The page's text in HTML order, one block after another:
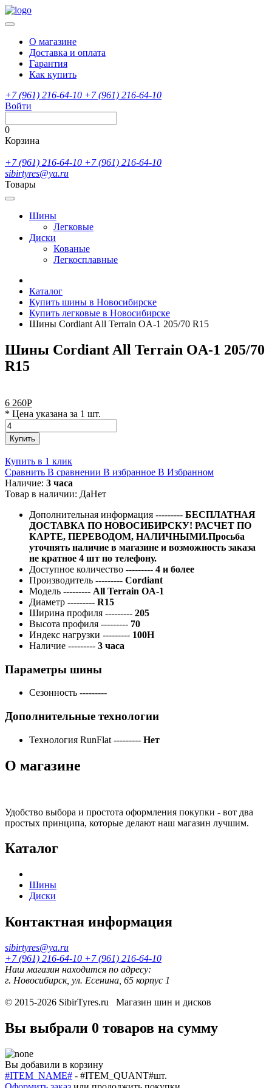
О магазине
Доставка и оплата
Гарантия
Как купить
+7 (961) 216-64-10 +7 (961) 216-64-10
Войти
0
Корзина
+7 (961) 216-64-10 +7 (961) 216-64-10
sibirtyres@ya.ru
Товары
Шины
Легковые
Диски
Кованые
Легкосплавные
Каталог
Купить шины в Новосибирске
Купить легковые в Новосибирске
Шины Cordiant All Terrain OA-1 205/70 R15
Шины Cordiant All Terrain OA-1 205/70
R15
6 260Р
* Цена указана за 1 шт.
Купить
Купить в 1 клик
Сравнить В сравнении В избранное В Избранном
Наличие: 3 часа
Товар в наличии: ДаНет
Дополнительная информация --------- БЕСПЛАТНАЯ
ДОСТАВКА ПО НОВОСИБИРСКУ! РАСЧЕТ ПО
КАРТЕ, ПЕРЕВОДОМ, НАЛИЧНЫМИ.Просьба
уточнять наличие в магазине и возможность заказа
не кратное 4 шт по телефону.
Доступное количество --------- 4 и более
Производитель --------- Cordiant
Модель --------- All Terrain OA-1
Диаметр --------- R15
Ширина профиля --------- 205
Высота профиля --------- 70
Индекс нагрузки --------- 100H
Наличие --------- 3 часа
Параметры шины
Сезонность ---------
Дополнительные технологии
Технология RunFlat --------- Нет
О магазине
Удобство выбора и простота оформления покупки - вот два
простых принципа, которые делают наш магазин лучшим.
Каталог
Шины
Диски
Контактная информация
sibirtyres@ya.ru
+7 (961) 216-64-10 +7 (961) 216-64-10
Наш магазин находится по адресу:
г. Новосибирск, ул. Есенина, 65 корпус 1
© 2015-2026 SibirTyres.ru Магазин шин и дисков
Вы выбрали 0 товаров на сумму
Вы добавили в корзину
#ITEM_NAME# - #ITEM_QUANT#шт.